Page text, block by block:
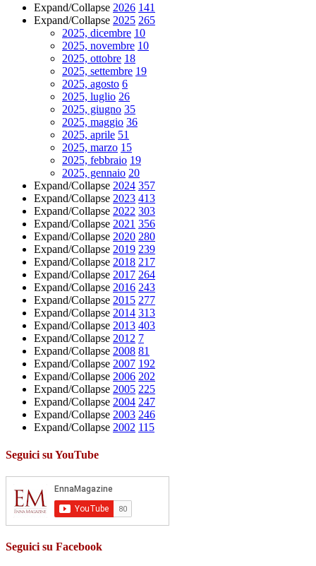
Expand/Collapse 2026 141
Expand/Collapse 2025 265
2025, dicembre 10
2025, novembre 10
2025, ottobre 18
2025, settembre 19
2025, agosto 6
2025, luglio 26
2025, giugno 35
2025, maggio 36
2025, aprile 51
2025, marzo 15
2025, febbraio 19
2025, gennaio 20
Expand/Collapse 2024 357
Expand/Collapse 2023 413
Expand/Collapse 2022 303
Expand/Collapse 2021 356
Expand/Collapse 2020 280
Expand/Collapse 2019 239
Expand/Collapse 2018 217
Expand/Collapse 2017 264
Expand/Collapse 2016 243
Expand/Collapse 2015 277
Expand/Collapse 2014 313
Expand/Collapse 2013 403
Expand/Collapse 2012 7
Expand/Collapse 2008 81
Expand/Collapse 2007 192
Expand/Collapse 2006 202
Expand/Collapse 2005 225
Expand/Collapse 2004 247
Expand/Collapse 2003 246
Expand/Collapse 2002 115
Seguici su YouTube
Seguici su Facebook